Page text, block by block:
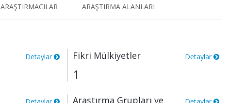
ARAŞTIRMACILAR ARAŞTIRMA ALANLARI
Detaylar Fikri Mülkiyetler Detaylar
1
Araştırma Grupları ve